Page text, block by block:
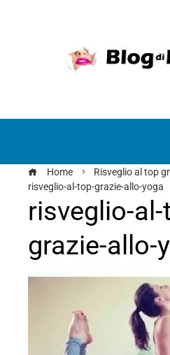
Home
Risveglio al top
risveglio-al-top-grazie-allo-yoga
risveglio-al-
grazie-allo-